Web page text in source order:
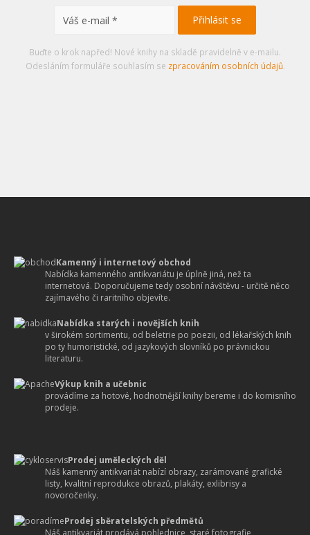
Buďte o krok napřed! Nové knihy na skladě pravidelně v e-mailu.
Odesláním formuláře souhlasím se zpracováním osobních údajů.
Kamenný i internetový obchod
Nabídka kamenného antikvariátu je úplně jiná, než ta
internetová. Doporučujeme tedy osobní návštěvu - určitě něco
zajímavého či raritního objevíte.
Nabídka starých i novějších knih
v širokém sortimentu, od beletrie po poezii, od lékařských knih
po ty humoristické, od jazykových slovníků po právnickou
literaturu.
Výkup knih a učebnic
provádíme za hotové, hodnotnější knihy bereme i do komisního
prodeje.
Prodej uměleckých děl
Náš kamenný antikvariát nabízí obrazy, zarámované grafické
listy, kvalitní reprodukce obrazů, plakáty, exlibrisy a
novoročenky.
Prodej sběratelských předmětů
Náš antikvariát prodává pohlednice, staré fotografie,